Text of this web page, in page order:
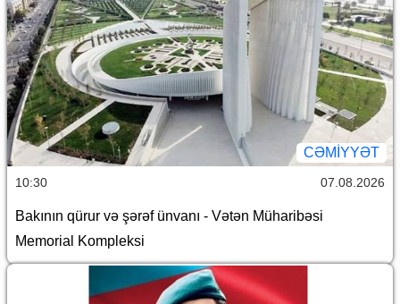
CƏMİYYƏT
10:30 07.08.2026
Bakının qürur və şərəf ünvanı - Vətən Müharibəsi
Memorial Kompleksi